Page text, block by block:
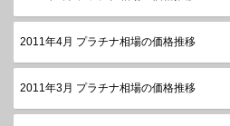
2011年4月 プラチナ相場の価格推移
2011年3月 プラチナ相場の価格推移